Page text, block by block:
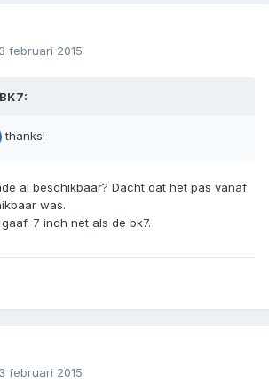
februari 2015
thanks!
al beschikbaar? Dacht dat het pas vanaf
was.
7 inch net als de bk7.
februari 2015